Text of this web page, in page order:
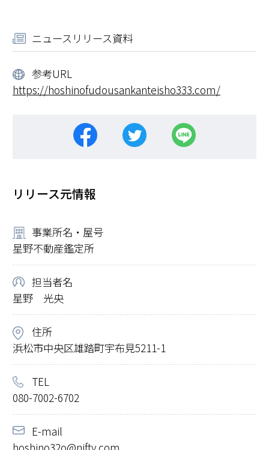
ニュースリリース資料
参考URL
https://hoshinofudousankanteisho333.com/
リリース元情報
事業所名・屋号
星野不動産鑑定所
担当者名
星野 光央
住所
浜松市中央区雄踏町宇布見5211-1
TEL
080-7002-6702
E-mail